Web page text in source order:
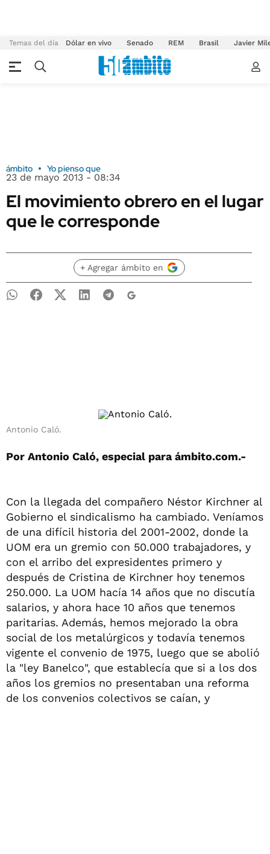
Temas del día Dólar en vivo Senado REM Brasil Javier
ámbito Yo pienso que
23 de mayo 2013 - 08:34
El movimiento obrero en el lugar
que le corresponde
+ Agregar ámbito en
Antonio Caló.
Por Antonio Caló, especial para ámbito.com.-
Con la llegada del compañero Néstor Kirchner al
Gobierno el sindicalismo ha cambiado. Veníamos
de una difícil historia del 2001-2002, donde la
UOM era un gremio con 50.000 trabajadores, y
con el arribo del expresidentes primero y
después de Cristina de Kirchner hoy tenemos
250.000. La UOM hacía 14 años que no discutía
salarios, y ahora hace 10 años que tenemos
paritarias. Además, hemos mejorado la obra
social de los metalúrgicos y todavía tenemos
vigente el convenio de 1975, luego que se abolió
la "ley Banelco", que establecía que si a los dos
años los gremios no presentaban una reforma
de los convenios colectivos se caían, y